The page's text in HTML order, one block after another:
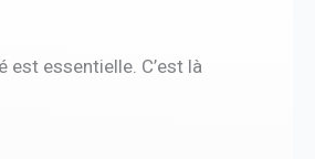
est essentielle. C’est là